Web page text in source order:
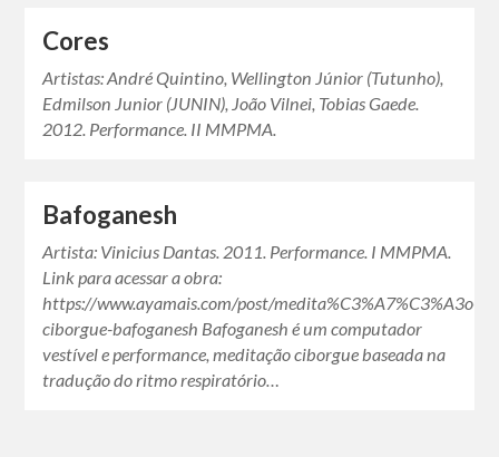
Cores
Artistas: André Quintino, Wellington Júnior (Tutunho),
Edmilson Junior (JUNIN), João Vilnei, Tobias Gaede.
2012. Performance. II MMPMA.
Bafoganesh
Artista: Vinicius Dantas. 2011. Performance. I MMPMA.
Link para acessar a obra:
https://www.ayamais.com/post/medita%C3%A7%C3%A3o-
ciborgue-bafoganesh Bafoganesh é um computador
vestível e performance, meditação ciborgue baseada na
tradução do ritmo respiratório…